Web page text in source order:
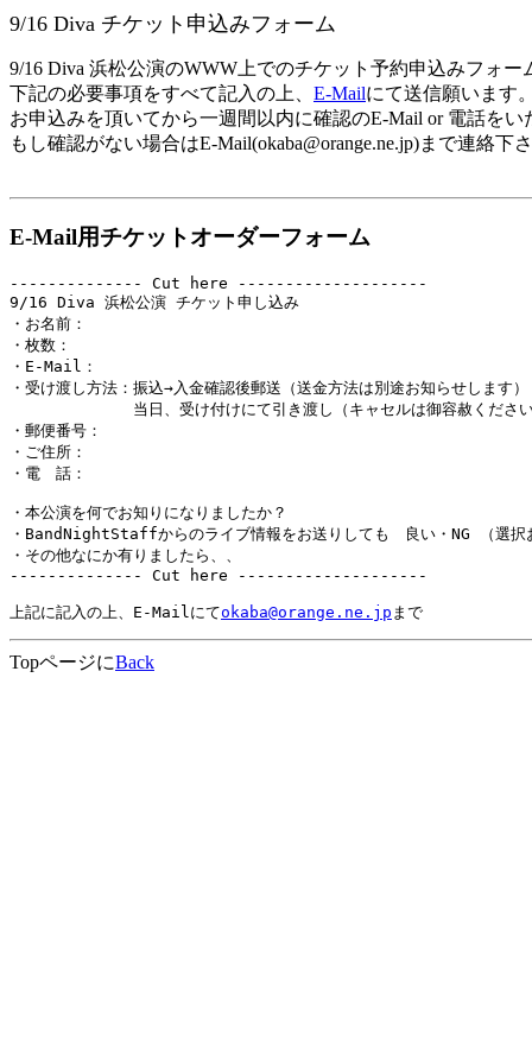
9/16 Diva チケット申込みフォーム
9/16 Diva 浜松公演のWWW上でのチケット予約申込みフォー
下記の必要事項をすべて記入の上、 E-Mailにて送信願います。
お申込みを頂いてから一週間以内に確認のE-Mail or 電話をい
もし確認がない場合はE-Mail(okaba@orange.ne.jp)まで連絡下さ
E-Mail用チケットオーダーフォーム
-------------- Cut here --------------------
9/16 Diva 浜松公演 チケット申し込み
・お名前：
・枚数：
・E-Mail：
・受け渡し方法：振込→入金確認後郵送 （送金方法は別途お知らせします）
当日、受け付けにて引き渡し（キャセルは御容赦ください
・郵便番号：
・ご住所：
・電　話：
・本公演を何でお知りになりましたか？
・BandNightStaffからのライブ情報をお送りしても　良い・NG （選択
・その他なにか有りましたら、、
-------------- Cut here --------------------
上記に記入の上、E-Mailにてokaba@orange.ne.jp
TopページにBack